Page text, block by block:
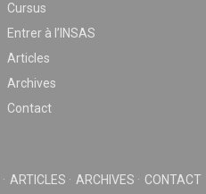
Cursus
Entrer à l’INSAS
Articles
Archives
Contact
ARTICLES ARCHIVES CONTACT